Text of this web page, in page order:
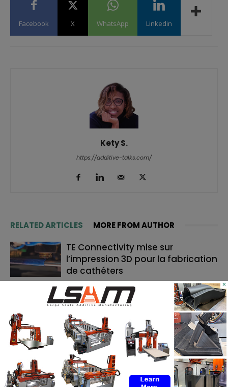
Facebook X WhatsApp Linkedin
Kety S.
https://additive-talks.com/
RELATED ARTICLES MORE FROM AUTHOR
TE Connectivity mise sur
l’impression 3D pour la fabrication
de cathéters
Le bon moment en FA : quand les
fabricants de machines doivent
lancer, et quand les utilisateurs
doivent investir
Cavan Sullivan inaugure les
toutes premières chaussures de
football adidas imprimées en 3D
×